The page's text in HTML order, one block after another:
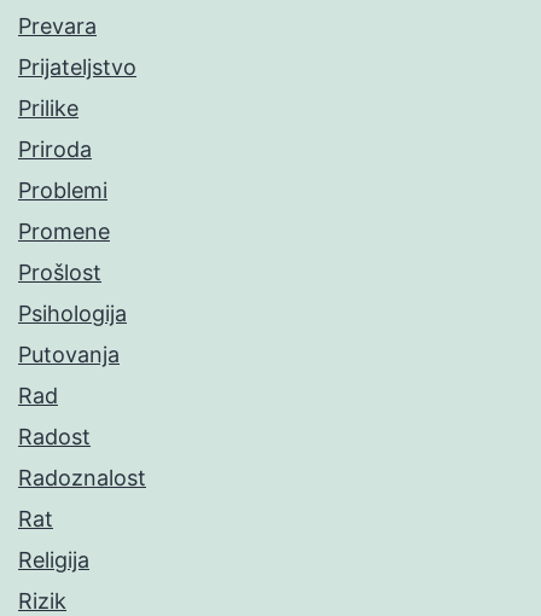
Prevara
Prijateljstvo
Prilike
Priroda
Problemi
Promene
Prošlost
Psihologija
Putovanja
Rad
Radost
Radoznalost
Rat
Religija
Rizik